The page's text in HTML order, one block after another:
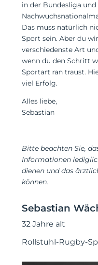
in der Bundesliga und
Das muss natürlich
Sport sein. Aber du
verschiedenste Art
wenn du den Schritt
Sportart ran traust.
viel Erfolg.
Alles liebe,
Sebastian
Bitte beachten Sie,
Informationen
dienen und das
können.
Sebastian
32 Jahre alt
Rollstuhl-Rugby-